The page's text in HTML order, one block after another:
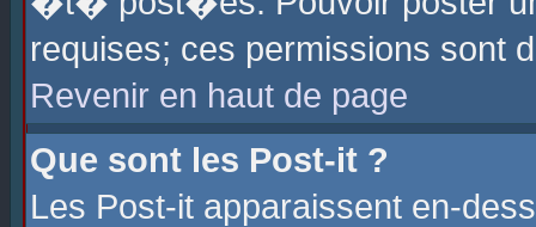
requises; ces permissions sont
Revenir en haut de page
Que sont les Post-it ?
Les Post-it apparaissent en-